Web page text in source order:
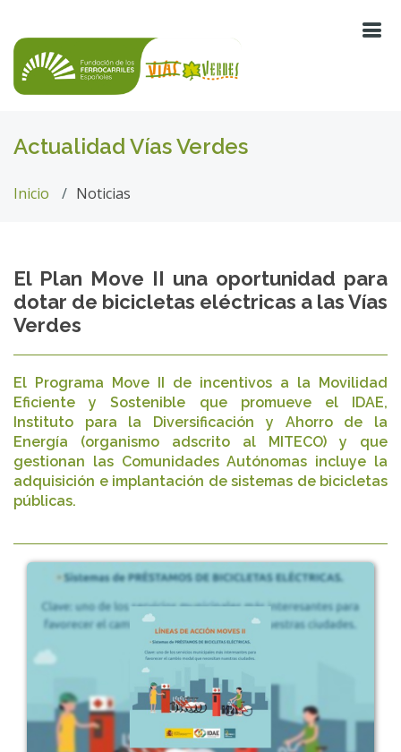
Actualidad Vías Verdes
Inicio Noticias
El Plan Move II una oportunidad para
dotar de bicicletas eléctricas a las Vías
Verdes
El Programa Move II de incentivos a la Movilidad
Eficiente y Sostenible que promueve el IDAE,
Instituto para la Diversificación y Ahorro de la
Energía (organismo adscrito al MITECO) y que
gestionan las Comunidades Autónomas incluye la
adquisición e implantación de sistemas de bicicletas
públicas.